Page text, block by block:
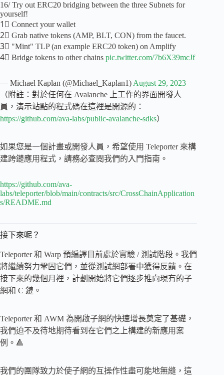
16/ Try out ERC20 bridging between the three Subnets for
yourself!
1⃣ Connect your wallet
2⃣ Grab native tokens (AMP, BLT, CON) from the faucet.
3⃣ "Mint" TLP (an example ERC20 token) on Amplify
4⃣ Bridge tokens to other chains pic.twitter.com/7b6X39mcJf
— Michael Kaplan (@Michael_Kaplan1)August 29, 2023
（附註：對於任何在 Avalanche 上工作的界面開發人
員，演示站點的程式碼在這裡是開源的：
https://github.com/ava-labs/public-avalanche-sdks）
如果您是一個計畫或開發人員，希望使用 Teleporter 來構
建跨鏈應用程式，請務必查閱我們的入門指南。
https://github.com/ava-
labs/teleporter/blob/main/contracts/src/CrossChainApplication
s/README.md
接下來呢？
Teleporter 和 Warp 預編譯目前處於實驗 / 測試階段。我們
將繼續努力鞏固它們，並從測試網部署中獲得反饋。在
接下來的幾個月裡，計劃開始將它們逐步推向現有的子
網和 C 鏈。
Teleporter 和 AWM 為開啟子網的快速增長奠定了基礎，
我們迫不及待地期待看到在它們之上構建的新應用案
例。🔺
我們的團隊致力於使子網的互操作性盡可能地無縫，這